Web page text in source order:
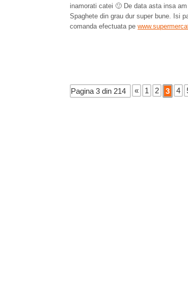
inamorati catei 🙂 De data asta insa
Spaghete din grau dur super bune. Isi
comanda efectuata pe
Pagina 3 din 214 « 1 2 3 4